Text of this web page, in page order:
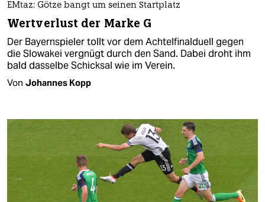
EMtaz: Götze bangt um seinen Startplatz
Wertverlust der Marke G
Der Bayernspieler tollt vor dem Achtelfinalduell gegen
die Slowakei vergnügt durch den Sand. Dabei droht ihm
bald dasselbe Schicksal wie im Verein.
Von Johannes Kopp